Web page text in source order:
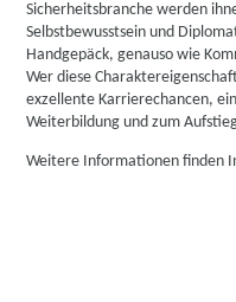
Sicherheitsbranche werden
Selbstbewusstsein und
Handgepäck, genauso wie
Wer diese
exzellente Karrierechancen,
Weiterbildung und zum
Weitere Informationen finden